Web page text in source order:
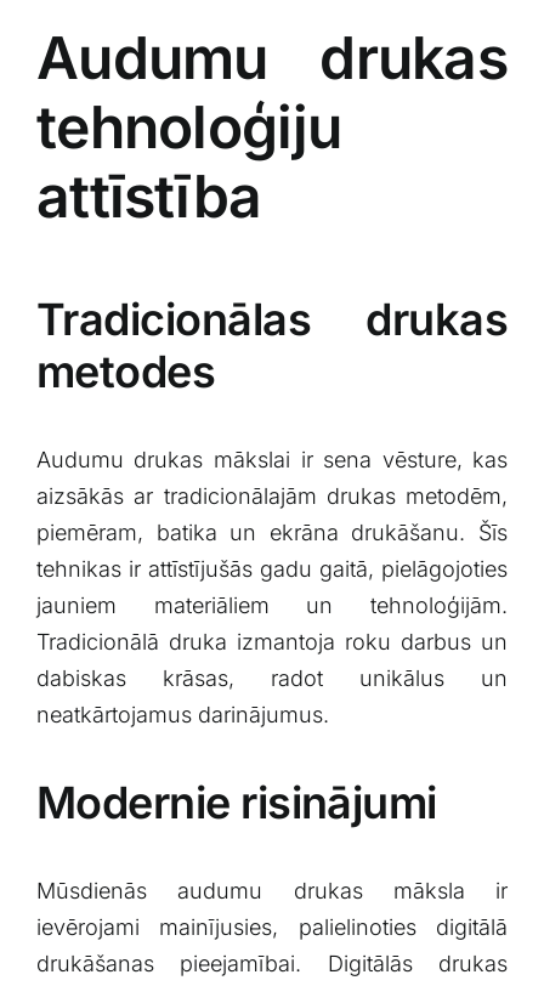
Audumu drukas
tehnoloģiju
attīstība
Tradicionālas drukas
metodes
Audumu drukas mākslai ir sena vēsture, kas
aizsākās‍ ar tradicionālajām drukas metodēm,
piemēram, batika un ekrāna‌ drukāšanu. Šīs
tehnikas ir attīstījušās gadu gaitā, pielāgojoties
jauniem materiāliem un tehnoloģijām.
Tradicionālā⁤ druka izmantoja roku darbus un
dabiskas krāsas, radot unikālus un
neatkārtojamus darinājumus.
Modernie risinājumi
Mūsdienās ⁣audumu drukas māksla ir
ievērojami mainījusies, palielinoties digitālā
⁤drukāšanas pieejamībai. Digitālās ‌drukas